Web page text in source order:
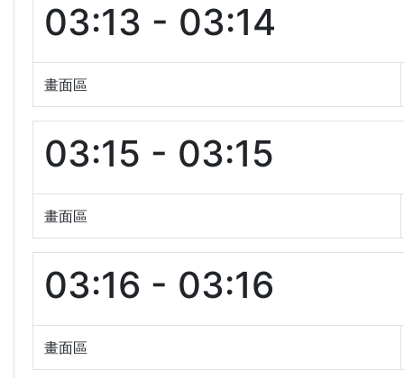
03:13 - 03:14
畫面區
03:15 - 03:15
畫面區
03:16 - 03:16
畫面區